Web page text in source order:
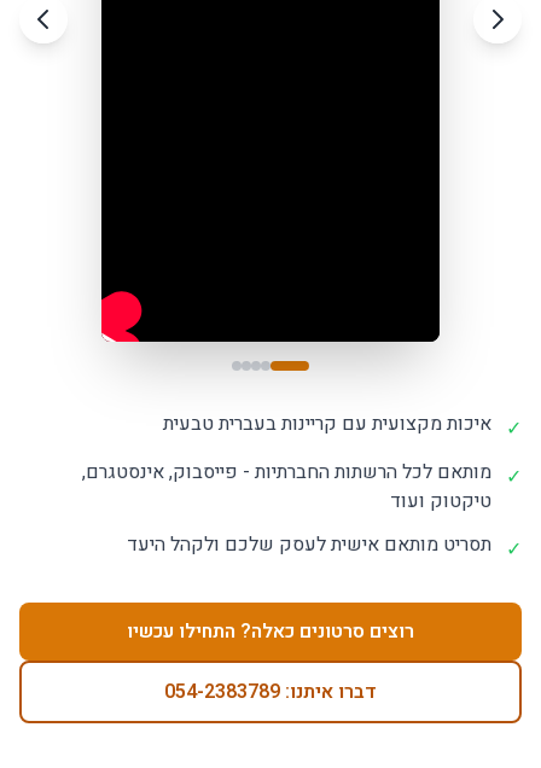
✓ איכות מקצועית עם קריינות בעברית טבעית
✓ מותאם לכל הרשתות החברתיות - פייסבוק, אינסטגרם,
טיקטוק ועוד
✓ תסריט מותאם אישית לעסק שלכם ולקהל היעד
רוצים סרטונים כאלה? התחילו עכשיו
דברו איתנו: 054-2383789